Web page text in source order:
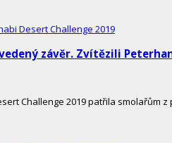
závěr. Zvítězili
Challenge 2019 patřila smolařům